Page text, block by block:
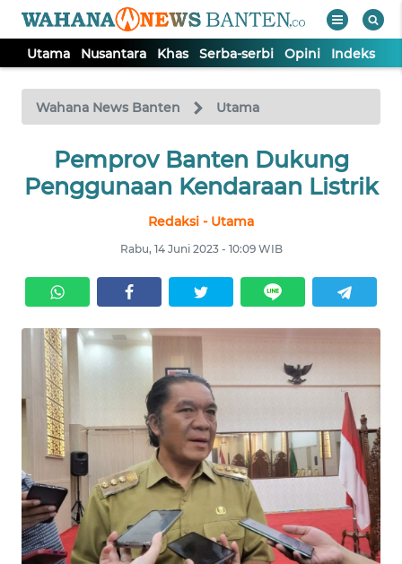
Utama Nusantara Khas Serba-serbi Opini Indeks
Wahana News Banten Utama
Pemprov Banten Dukung
Penggunaan Kendaraan Listrik
Redaksi - Utama
Rabu, 14 Juni 2023 - 10:09 WIB
TV
Tutup
UTAMA
SERBA-
SERBI
OPINI
Informasi
INDEKS
BERITA
KONTAK
KAMI